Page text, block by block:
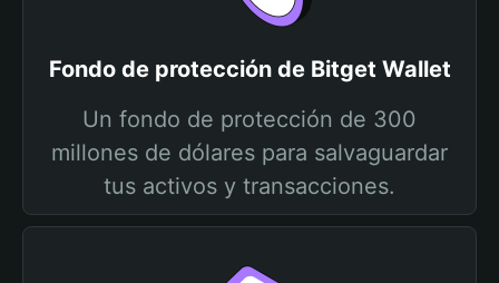
Fondo de protección de Bitget Wallet
Un fondo de protección de 300
millones de dólares para salvaguardar
tus activos y transacciones.